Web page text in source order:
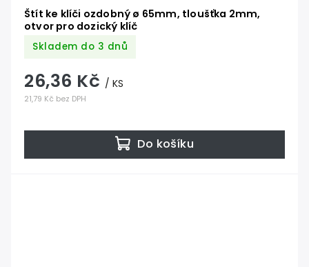
Štít ke klíči ozdobný ø 65mm, tloušťka 2mm,
otvor pro dozický klíč
Skladem do 3 dnů
21,79 Kč bez DPH
26,36 Kč / KS
Do košíku